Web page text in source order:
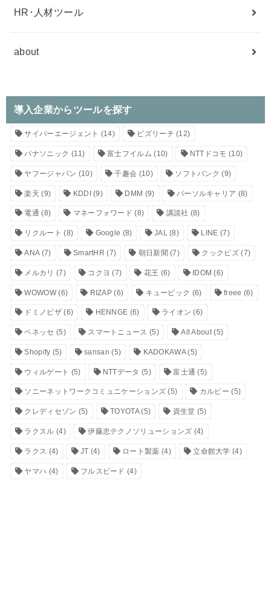
HR･人材ツール
about
導入企業からツールを探す
サイバーエージェント (14) ビズリーチ (12)
パナソニック (11) 富士フイルム (10) NTTドコモ (10)
ヤフージャパン (10) 千趣会 (10) ソフトバンク (9)
楽天 (9) KDDI(9) DMM (9) パーソルキャリア (8)
電通 (8) マネーフォワード (8) 講談社 (8)
リクルート (8) Google (8) JAL(8) LINE (7)
ANA(7) SmartHR (7) 朝日新聞 (7) クックビズ(7)
メルカリ (7) コクヨ (7) 花王 (6) IDOM (6)
WOWOW(6) RIZAP (6) キュービック (6) freee (6)
ドミノピザ(6) HENNGE (6) ライオン (6)
ベネッセ (5) スマートニュース (5) All About(5)
Shopify (5) sansan (5) KADOKAWA(5)
ウィルゲート (5) NTTデータ (5) 富士通 (5)
ソニーネットワークコミュニケーションズ (5) カルビー (5)
クレディセゾン (5) TOYOTA(5) 資生堂 (5)
ラクスル (4) 伊藤忠テクノソリューションズ (4)
ラクス (4) JT (4) ロート製薬 (4) 立命館大学 (4)
ヤマハ (4) フルスピード (4)